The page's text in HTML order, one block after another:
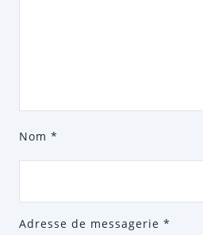
Nom *
Adresse de messagerie *